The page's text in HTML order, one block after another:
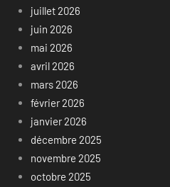
juillet 2026
juin 2026
mai 2026
avril 2026
mars 2026
février 2026
janvier 2026
décembre 2025
novembre 2025
octobre 2025